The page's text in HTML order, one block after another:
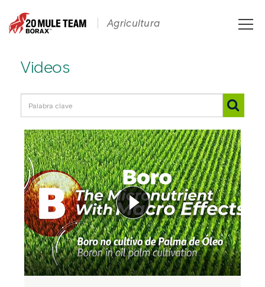
Videos
Agricultura
Toggle